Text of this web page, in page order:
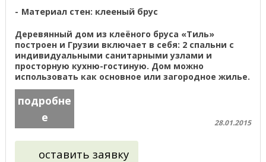
Материал стен: клееный брус
Деревянный дом из клеёного бруса «Тиль»
построен и Грузии включает в себя: 2 спальни с
индивидуальными санитарными узлами и
просторную кухню-гостиную. Дом можно
использовать как основное или загородное жилье.
Смотрите так-же: Проектирование, ...
подробне
е
28.01.2015
оставить заявку